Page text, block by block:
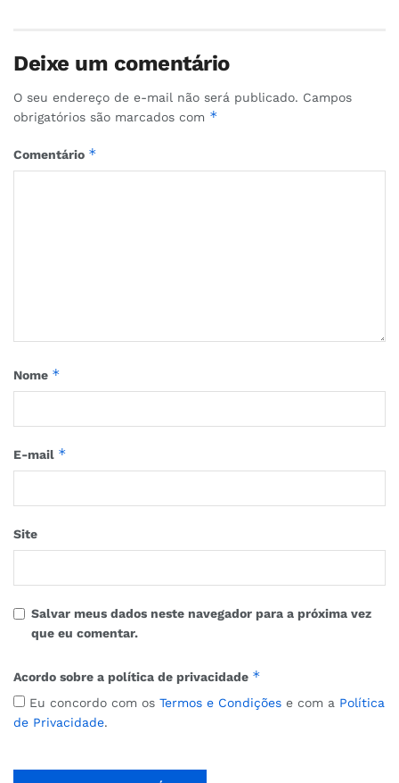
Deixe um comentário
O seu endereço de e-mail não será publicado. Campos
obrigatórios são marcados com *
Comentário *
Nome *
E-mail *
Site
Salvar meus dados neste navegador para a próxima vez
que eu comentar.
Acordo sobre a política de privacidade *
Eu concordo com os Termos e Condições e com a Política
de Privacidade.